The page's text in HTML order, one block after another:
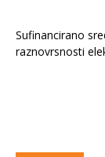
Sufinancirano
raznovrsnosti